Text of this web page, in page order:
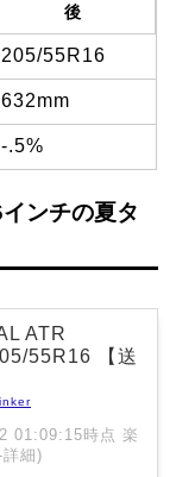
後
205/55R16
632mm
-.5%
ンチの夏タ
ATR
55R16 【送
01:09:15時点 楽
詳細)